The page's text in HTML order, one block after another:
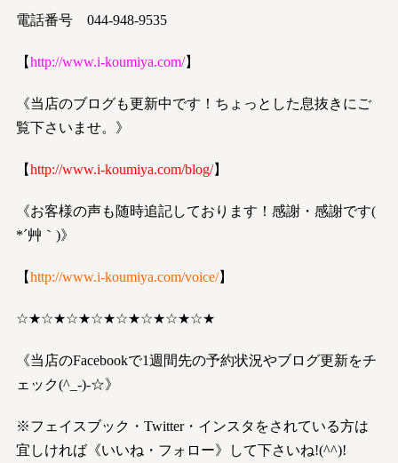
電話番号 044-948-9535
【http://www.i-koumiya.com/】
《当店のブログも更新中です！ちょっとした息抜きにご
覧下さいませ。》
【http://www.i-koumiya.com/blog/】
《お客様の声も随時追記しております！感謝・感謝です(
*´艸｀)》
【http://www.i-koumiya.com/voice/】
☆★☆★☆★☆★☆★☆★☆★☆★
《当店のFacebookで1週間先の予約状況やブログ更新をチ
ェック(^_-)-☆》
※フェイスブック・Twitter・インスタをされている方は
宜しければ《いいね・フォロー》して下さいね!(^^)!